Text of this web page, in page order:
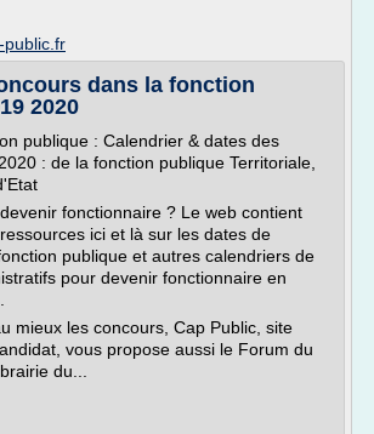
public.fr
dans la fonction
2020
publique : Calendrier & dates des
: de la fonction publique Territoriale,
fonctionnaire ? Le web contient
ici et là sur les dates de
publique et autres calendriers de
pour devenir fonctionnaire en
mieux les concours, Cap Public, site
vous propose aussi le Forum du
du...